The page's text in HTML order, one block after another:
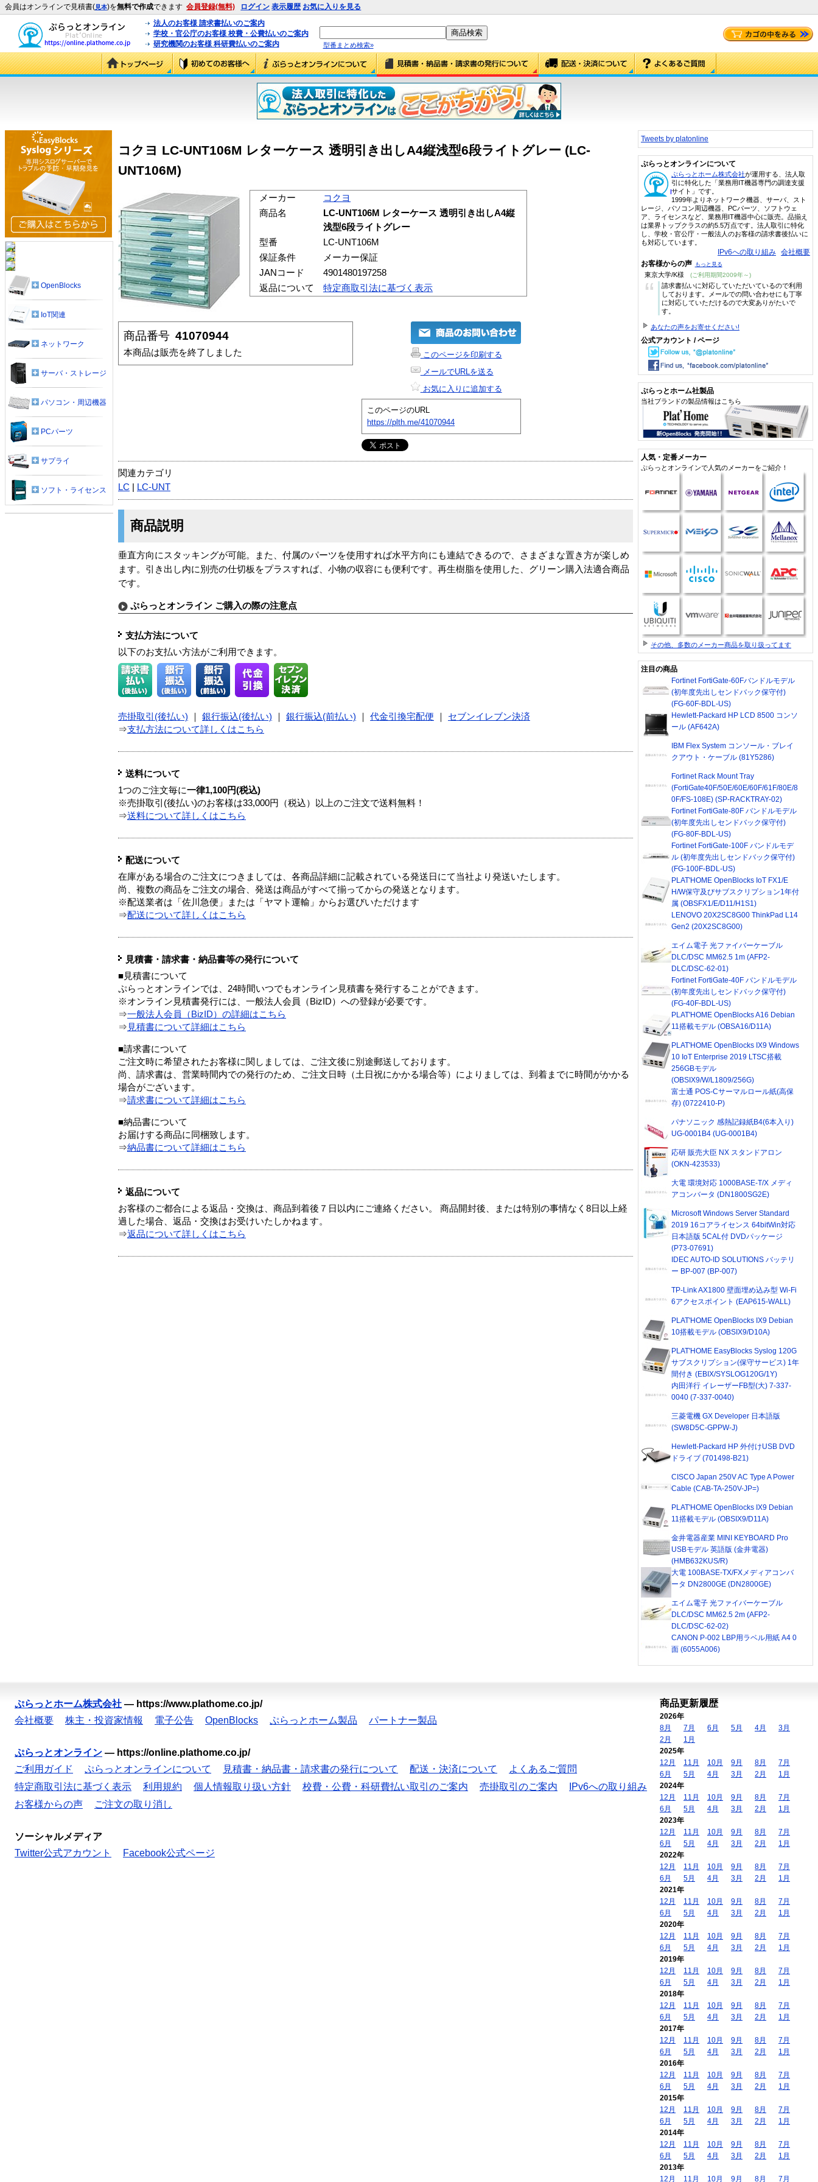
会員はオンラインで見積書(見本)を無料で作成できます 会員登録(無料) ログイン 表示履歴 お気に入りを見る
法人のお客様 請求書払いのご案内
学校・官公庁のお客様 校費・公費払いのご案内
研究機関のお客様 科研費払いのご案内
型番まとめ検索»
コクヨ LC-UNT106M レターケース 透明引き出しA4縦浅型6段ライトグレー (LC-
UNT106M)
メーカー
コクヨ
商品名
LC-UNT106M レターケース 透明引き出しA4縦
浅型6段ライトグレー
型番
LC-UNT106M
保証条件
メーカー保証
JANコード
4901480197258
返品について
特定商取引法に基づく表示
商品番号 41070944
本商品は販売を終了しました
このページを印刷する
メールでURLを送る
お気に入りに追加する
このページのURL
https://plth.me/41070944
関連カテゴリ
LC
LC-UNT
商品説明
垂直方向にスタッキングが可能。また、付属のパーツを使用すれば水平方向にも連結できるので、さまざまな置き方が楽しめ
ます。引き出し内に別売の仕切板をプラスすれば、小物の収容にも便利です。再生樹脂を使用した、グリーン購入法適合商品
です。
ぷらっとオンライン ご購入の際の注意点
支払方法について
以下のお支払い方法がご利用できます。
売掛取引(後払い) 銀行振込(後払い) 銀行振込(前払い) 代金引換宅配便
セブンイレブン決済
⇒支払方法について詳しくはこちら
送料について
1つのご注文毎に一律1,100円(税込)
※売掛取引(後払い)のお客様は33,000円（税込）以上のご注文で送料無料！
⇒送料について詳しくはこちら
配送について
在庫がある場合のご注文につきましては、各商品詳細に記載されている発送日にて当社より発送いたします。
尚、複数の商品をご注文の場合、発送は商品がすべて揃ってからの発送となります。
※配送業者は「佐川急便」または「ヤマト運輸」からお選びいただけます
⇒配送について詳しくはこちら
見積書・請求書・納品書等の発行について
■見積書について
ぷらっとオンラインでは、24時間いつでもオンライン見積書を発行することができます。
※オンライン見積書発行には、一般法人会員（BizID）への登録が必要です。
⇒一般法人会員（BizID）の詳細はこちら
⇒ 見積書について詳細はこちら
■請求書について
ご注文時に希望されたお客様に関しましては、ご注文後に別途郵送しております。
尚、請求書は、営業時間内での発行のため、ご注文日時（土日祝にかかる場合等）によりましては、到着までに時間がかかる
場合がございます。
⇒請求書について詳細はこちら
■納品書について
お届けする商品に同梱致します。
⇒納品書について詳細はこちら
返品について
お客様のご都合による返品・交換は、商品到着後７日以内にご連絡ください。 商品開封後、または特別の事情なく8日以上経
過した場合、返品・交換はお受けいたしかねます。
⇒返品について詳しくはこちら
OpenBlocks
IoT関連
ネットワーク
サーバ・ストレージ
パソコン・周辺機器
PCパーツ
サプライ
ソフト・ライセンス
Tweets by platonline
ぷらっとオンラインについて
ぷらっとホーム株式会社が運用する、法人取
引に特化した「業務用IT機器専門の調達支援
サイト」です。
1999年よりネットワーク機器、サーバ、スト
レージ、パソコン周辺機器、PCパーツ、ソフトウェ
ア、ライセンスなど、業務用IT機器中心に販売。品揃え
は業界トップクラスの約5.5万点です。法人取引に特化
し、学校・官公庁・一般法人のお客様の請求書後払いに
も対応しています。
IPv6への取り組み 会社概要
お客様からの声 もっと見る
東京大学/K様 (ご利用期間2009年～)
“
請求書払いに対応していただいているので利用
しております。メールでの問い合わせにも丁寧
に対応していただけるので大変ありがたいで
す。
あなたの声をお寄せください!
公式アカウント / ページ
ぷらっとホーム社製品
当社ブランドの製品情報はこちら
人気・定番メーカー
ぷらっとオンラインで人気のメーカーをご紹介！
その他、多数のメーカー商品を取り扱ってます
注目の商品
Fortinet FortiGate-60Fバンドルモデル
(初年度先出しセンドバック保守付)
(FG-60F-BDL-US)
Hewlett-Packard HP LCD 8500 コンソ
ール (AF642A)
IBM Flex System コンソール・ブレイ
クアウト・ケーブル (81Y5286)
Fortinet Rack Mount Tray
(FortiGate40F/50E/60E/60F/61F/80E/8
0F/FS-108E) (SP-RACKTRAY-02)
Fortinet FortiGate-80F バンドルモデル
(初年度先出しセンドバック保守付)
(FG-80F-BDL-US)
Fortinet FortiGate-100F バンドルモデ
ル (初年度先出しセンドバック保守付)
(FG-100F-BDL-US)
PLAT'HOME OpenBlocks IoT FX1/E
H/W保守及びサブスクリプション1年付
属 (OBSFX1/E/D11/H1S1)
LENOVO 20X2SC8G00 ThinkPad L14
Gen2 (20X2SC8G00)
エイム電子 光ファイバーケーブル
DLC/DSC MM62.5 1m (AFP2-
DLC/DSC-62-01)
Fortinet FortiGate-40F バンドルモデル
(初年度先出しセンドバック保守付)
(FG-40F-BDL-US)
PLAT'HOME OpenBlocks A16 Debian
11搭載モデル (OBSA16/D11A)
PLAT'HOME OpenBlocks IX9 Windows
10 IoT Enterprise 2019 LTSC搭載
256GBモデル
(OBSIX9/W/L1809/256G)
富士通 POS-Cサーマルロール紙(高保
存) (0722410-P)
パナソニック 感熱記録紙B4(6本入り)
UG-0001B4 (UG-0001B4)
応研 販売大臣 NX スタンドアロン
(OKN-423533)
大電 環境対応 1000BASE-T/X メディ
アコンバータ (DN1800SG2E)
Microsoft Windows Server Standard
2019 16コアライセンス 64bitWin対応
日本語版 5CAL付 DVDパッケージ
(P73-07691)
IDEC AUTO-ID SOLUTIONS バッテリ
ー BP-007 (BP-007)
TP-Link AX1800 壁面埋め込み型 Wi-Fi
6アクセスポイント (EAP615-WALL)
PLAT'HOME OpenBlocks IX9 Debian
10搭載モデル (OBSIX9/D10A)
PLAT'HOME EasyBlocks Syslog 120G
サブスクリプション(保守サービス) 1年
間付き (EBIX/SYSLOG120G/1Y)
内田洋行 イレーザーFB型(大) 7-337-
0040 (7-337-0040)
三菱電機 GX Developer 日本語版
(SW8D5C-GPPW-J)
Hewlett-Packard HP 外付けUSB DVD
ドライブ (701498-B21)
CISCO Japan 250V AC Type A Power
Cable (CAB-TA-250V-JP=)
PLAT'HOME OpenBlocks IX9 Debian
11搭載モデル (OBSIX9/D11A)
金井電器産業 MINI KEYBOARD Pro
USBモデル 英語版 (金井電器)
(HMB632KUS/R)
大電 100BASE-TX/FXメディアコンバ
ータ DN2800GE (DN2800GE)
エイム電子 光ファイバーケーブル
DLC/DSC MM62.5 2m (AFP2-
DLC/DSC-62-02)
CANON P-002 LBP用ラベル用紙 A4 0
面 (6055A006)
ぷらっとホーム株式会社 — https://www.plathome.co.jp/
会社概要
株主・投資家情報 電子公告 OpenBlocks ぷらっとホーム製品 パートナー製品
ぷらっとオンライン — https://online.plathome.co.jp/
ご利用ガイド
ぷらっとオンラインについて 見積書・納品書・請求書の発行について 配送・決済について
よくあるご質問
特定商取引法に基づく表示
利用規約 個人情報取り扱い方針 校費・公費・科研費払い取引のご案内 売掛取引のご案内
IPv6への取り組み
お客様からの声
ご注文の取り消し
ソーシャルメディア
Twitter公式アカウント
Facebook公式ページ
商品更新履歴
2026年
8月
7月 6月 5月 4月
3月
2月
1月
2025年
12月
11月 10月 9月 8月
7月
6月
5月 4月 3月 2月
1月
2024年
12月
11月 10月 9月 8月
7月
6月
5月 4月 3月 2月
1月
2023年
12月
11月 10月 9月 8月
7月
6月
5月 4月 3月 2月
1月
2022年
12月
11月 10月 9月 8月
7月
6月
5月 4月 3月 2月
1月
2021年
12月
11月 10月 9月 8月
7月
6月
5月 4月 3月 2月
1月
2020年
12月
11月 10月 9月 8月
7月
6月
5月 4月 3月 2月
1月
2019年
12月
11月 10月 9月 8月
7月
6月
5月 4月 3月 2月
1月
2018年
12月
11月 10月 9月 8月
7月
6月
5月 4月 3月 2月
1月
2017年
12月
11月 10月 9月 8月
7月
6月
5月 4月 3月 2月
1月
2016年
12月
11月 10月 9月 8月
7月
6月
5月 4月 3月 2月
1月
2015年
12月
11月 10月 9月 8月
7月
6月
5月 4月 3月 2月
1月
2014年
12月
11月 10月 9月 8月
7月
6月
5月 4月 3月 2月
1月
2013年
12月
11月 10月 9月 8月 7月